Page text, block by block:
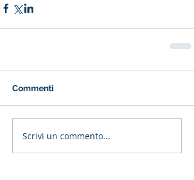
Commenti
Scrivi un commento...